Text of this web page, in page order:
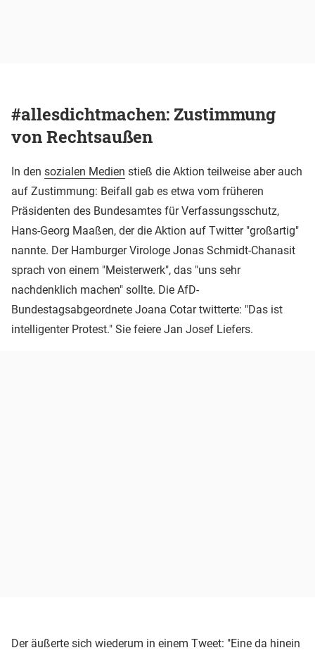
#allesdichtmachen: Zustimmung
von Rechtsaußen
In den sozialen Medien stieß die Aktion teilweise aber auch
auf Zustimmung: Beifall gab es etwa vom früheren
Präsidenten des Bundesamtes für Verfassungsschutz,
Hans-Georg Maaßen, der die Aktion auf Twitter "großartig"
nannte. Der Hamburger Virologe Jonas Schmidt-Chanasit
sprach von einem "Meisterwerk", das "uns sehr
nachdenklich machen" sollte. Die AfD-
Bundestagsabgeordnete Joana Cotar twitterte: "Das ist
intelligenter Protest." Sie feiere Jan Josef Liefers.
Der äußerte sich wiederum in einem Tweet: "Eine da hinein